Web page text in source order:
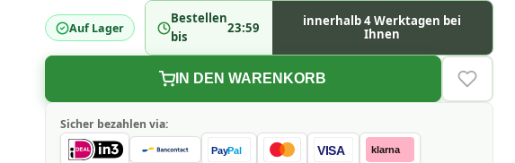
Auf Lager
Bestellen
bis
23:59
innerhalb 4 Werktagen bei
Ihnen
IN DEN WARENKORB
Sicher bezahlen via:
PayPal VISA klarna